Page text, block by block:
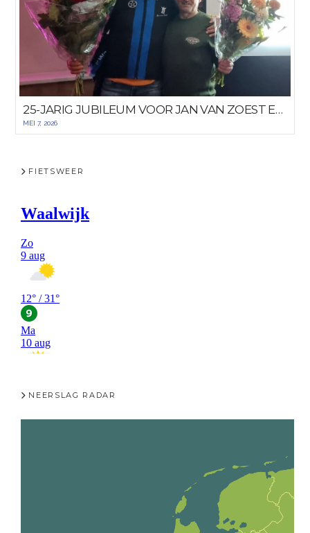
25-JARIG JUBILEUM VOOR JAN VAN ZOEST EN DICK HULST
MEI 7, 2026
FIETSWEER
NEERSLAG RADAR